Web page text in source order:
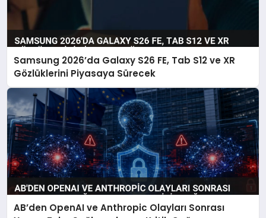
Samsung 2026’da Galaxy S26 FE, Tab S12 ve XR
Gözlüklerini Piyasaya Sürecek
AB’den OpenAI ve Anthropic Olayları Sonrası